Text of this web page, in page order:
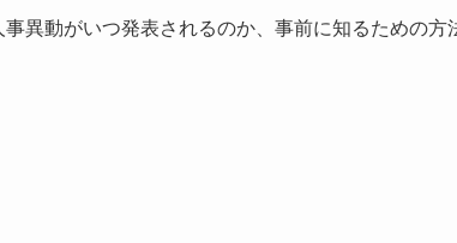
異動がいつ発表されるのか、事前に知るための方